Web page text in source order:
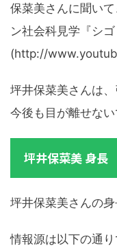
保菜美さんに聞い
ン社会科見学『シゴ
(http://
坪井保菜美さんは、
今後も目が離せない
坪井保菜美 身長
坪井保菜美さんの身
情報源は以下の通り